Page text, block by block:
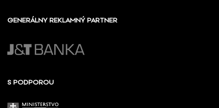
GENERÁLNY REKLAMNÝ PARTNER
S PODPOROU